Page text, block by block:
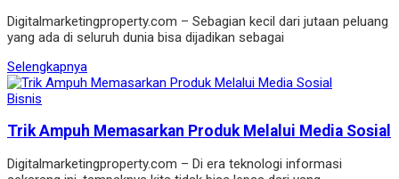
Digitalmarketingproperty.com – Sebagian kecil dari jutaan peluang
yang ada di seluruh dunia bisa dijadikan sebagai
Selengkapnya
Bisnis
Trik Ampuh Memasarkan Produk Melalui Media Sosial
Digitalmarketingproperty.com – Di era teknologi informasi